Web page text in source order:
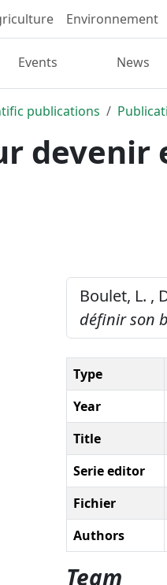
Environnement
Events News
publications
devenir
Boulet, L. ,
définir son
Type
Year
Title
Serie editor
Fichier
Authors
Team